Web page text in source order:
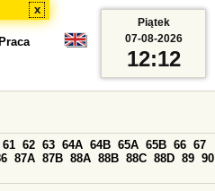
x
Praca
61 62 63 64A 64B 65A 65B 66 67
87A 87B 88A 88B 88C 88D 89 90
Piątek
07-08-2026
12:12